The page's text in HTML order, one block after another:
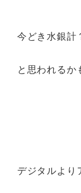
今どき水銀計
と思われるか
デジタルより